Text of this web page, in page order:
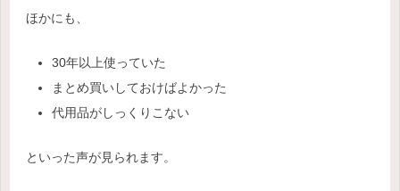
ほかにも、
30年以上使っていた
まとめ買いしておけばよかった
代用品がしっくりこない
といった声が見られます。